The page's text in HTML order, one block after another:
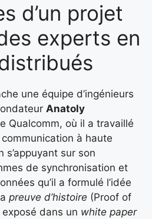
d’un projet
experts en
une équipe d’ingénieurs
Anatoly
Qualcomm, où il a travaillé
à haute
s’appuyant sur son
de synchronisation et
qu’il a formulé l’idée
preuve d’histoire (Proof of
dans un white paper